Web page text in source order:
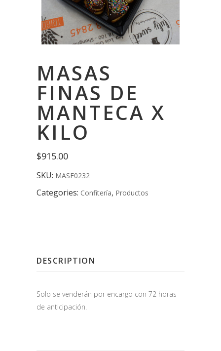
MASAS
FINAS DE
MANTECA X
KILO
$915.00
SKU: MASF0232
Categories: Confitería, Productos
DESCRIPTION
Solo se venderán por encargo con 72 horas
de anticipación.